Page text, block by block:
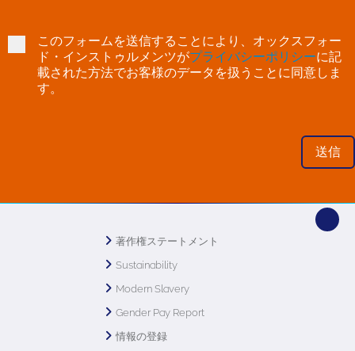
このフォームを送信することにより、オックスフォー
ド・インストゥルメンツがプライバシーポリシーに記
載された方法でお客様のデータを扱うことに同意しま
す。
著作権ステートメント
Sustainability
Modern Slavery
Gender Pay Report
情報の登録